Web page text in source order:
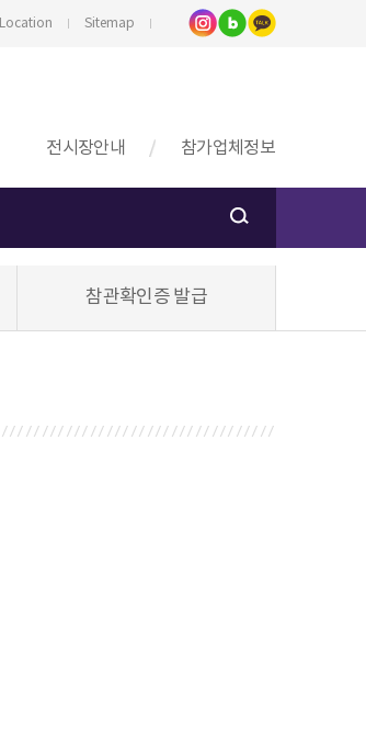
Location Sitemap
전시장안내 참가업체정보
참관확인증 발급